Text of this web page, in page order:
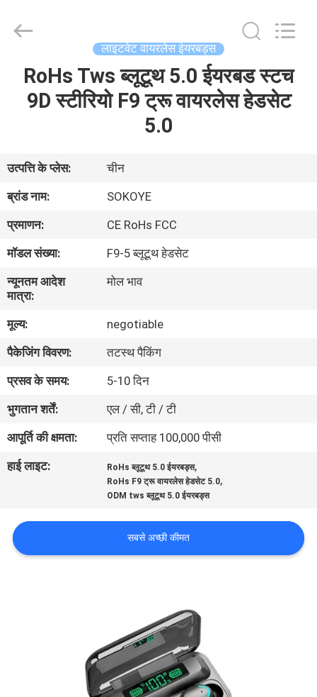
हमारे
बारे
में
कारखाना
भ्रमण
गुणवत्ता
नियंत्रण
संपर्क
करें
समाचार
मामलों
Electronic
Co.,Ltd.
Reserved.
लाइटवेट वायरलेस ईयरबड्स
RoHs Tws ब्लूटूथ 5.0 ईयरबड स्टच
9D स्टीरियो F9 ट्रू वायरलेस हेडसेट
5.0
उत्पत्ति के प्लेस:
चीन
ब्रांड नाम:
SOKOYE
प्रमाणन:
CE RoHs FCC
मॉडल संख्या:
F9-5 ब्लूटूथ हेडसेट
न्यूनतम आदेश
मात्रा:
मोल भाव
मूल्य:
negotiable
पैकेजिंग विवरण:
तटस्थ पैकिंग
प्रसव के समय:
5-10 दिन
भुगतान शर्तें:
एल / सी, टी / टी
आपूर्ति की क्षमता:
प्रति सप्ताह 100,000 पीसी
हाई लाइट:
RoHs ब्लूटूथ 5.0 ईयरबड्स,
RoHs F9 ट्रू वायरलेस हेडसेट 5.0,
ODM tws ब्लूटूथ 5.0 ईयरबड्स
सबसे अच्छी कीमत